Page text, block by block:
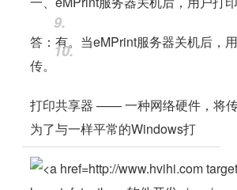
答：有。当eMPrint服务器关机后，
传。
打印共享器 —— 一种网络硬件，将
为了与一样平常的Windows打
9.
10.